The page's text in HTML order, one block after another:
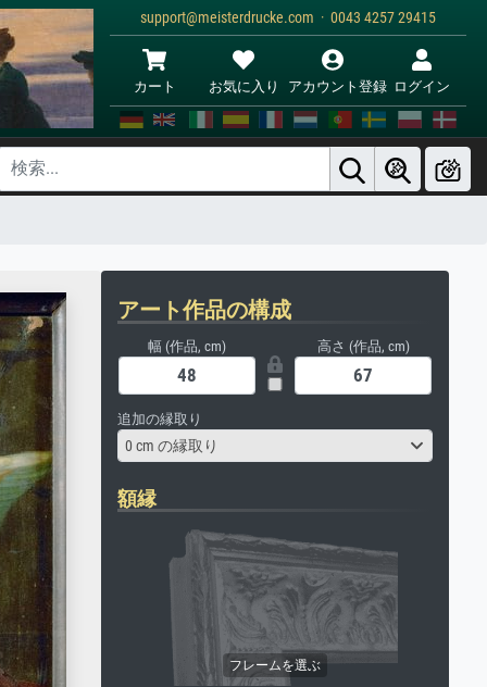
support@meisterdrucke.com · 0043 4257 29415
カート お気に入り アカウント登録 ログイン
アート作品の構成
幅 (作品, cm) 高さ (作品, cm)
追加の縁取り
0 cm の縁取り
額縁